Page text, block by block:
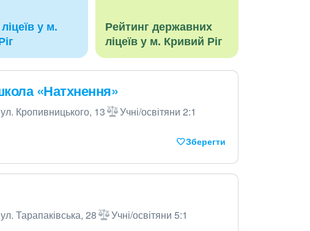
у м.
Рейтинг державних
ліцеїв у м. Кривий Ріг
«Натхнення»
Кропивницького, 13 Учні/освітяни 2:1
Зберегти
Тарапаківська, 28 Учні/освітяни 5:1